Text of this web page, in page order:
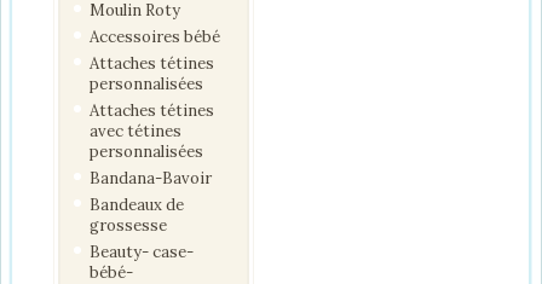
Moulin Roty
Accessoires bébé
Attaches tétines
personnalisées
Attaches tétines
avec tétines
personnalisées
Bandana-Bavoir
Bandeaux de
grossesse
Beauty- case-
bébé-